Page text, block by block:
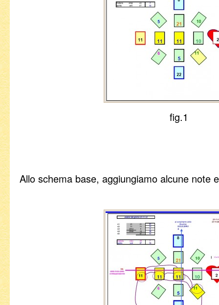
fig.1
Allo schema base, aggiungiamo alcune note